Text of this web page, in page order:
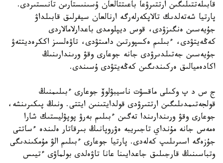
قابىلەتتىلىگىن ارتتىرۋعا باعىتتالعان ۇسىنىستارىن تانىستىردى.
پارتيا شەتەلدىك تالاپكەرلەرگە ارنالعان سيفرلىق قابىلداۋ
جۇيەسىن ەنگىزۋدى، قوس ديپلومدى باعدارلامالاردى
كەڭەيتۋدى، ءبىلىم ەكسپورتىن دامىتۋدى، تاۋەلسىز اككرەديتتەۋ
جۇيەسىن جەتىلدىرۋدى جانە جوعارى وقۋ ورىندارىنىڭ
اكادەميالىق ەركىندىگىن كەڭەيتۋدى ۇسىندى.
ج س د پ وكىلى ماقسۋت ناسيبۋلوۆ جوعارى ءبىلىمنىڭ
قولجەتىمدىلىگىن ارتتىرۋدى قولدايتىنىن ايتتى. ونىڭ پىكىرىنشە،
جوعارى وقۋ ورىندارىندا تەگىن ءبىلىم بەرۋ پوپۋليستىك شارا
ەمەس جانە مۇنداي تاجىريبە ەۋروپانىڭ بىرقاتار ەلىندە ءساتتى
جۇزەگە اسىرىلىپ كەلەدى. پارتيا جوعارى ءبىلىم الۋ مۇمكىندىگى
وتباسىنىڭ قارجىلىق جاعدايىنا عانا تاۋەلدى بولماۋى ءتيىس